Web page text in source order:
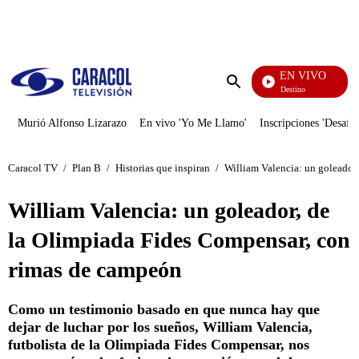
Enviar
EN VIVO
El Juego De Mi Destino
Murió Alfonso Lizarazo En vivo 'Yo Me Llamo' Inscripciones
Caracol TV / Plan B / Historias que inspiran / William Valencia: un
William Valencia: un goleador, de
la Olimpiada Fides Compensar, con
rimas de campeón
Como un testimonio basado en que nunca hay que
dejar de luchar por los sueños, William Valencia,
futbolista de la Olimpiada Fides Compensar, nos